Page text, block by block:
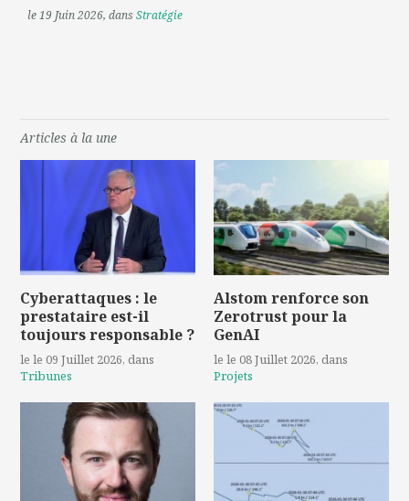
le 19 Juin 2026, dansStratégie
Articles à la une
Cyberattaques : le
prestataire est-il
toujours responsable ?
le le 09 Juillet 2026, dans
Tribunes
Alstom renforce son
Zerotrust pour la
GenAI
le le 08 Juillet 2026, dans
Projets